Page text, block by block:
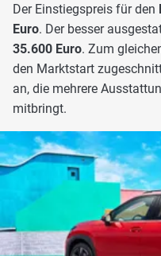
Der Einstiegspreis für den
Euro. Der besser
35.600 Euro. Zum
den Marktstart
an, die mehrere
mitbringt.